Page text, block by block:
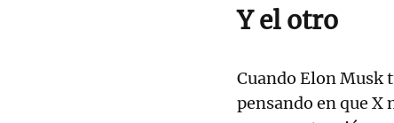
Y el otro
Cuando Elon Musk
pensando en que X